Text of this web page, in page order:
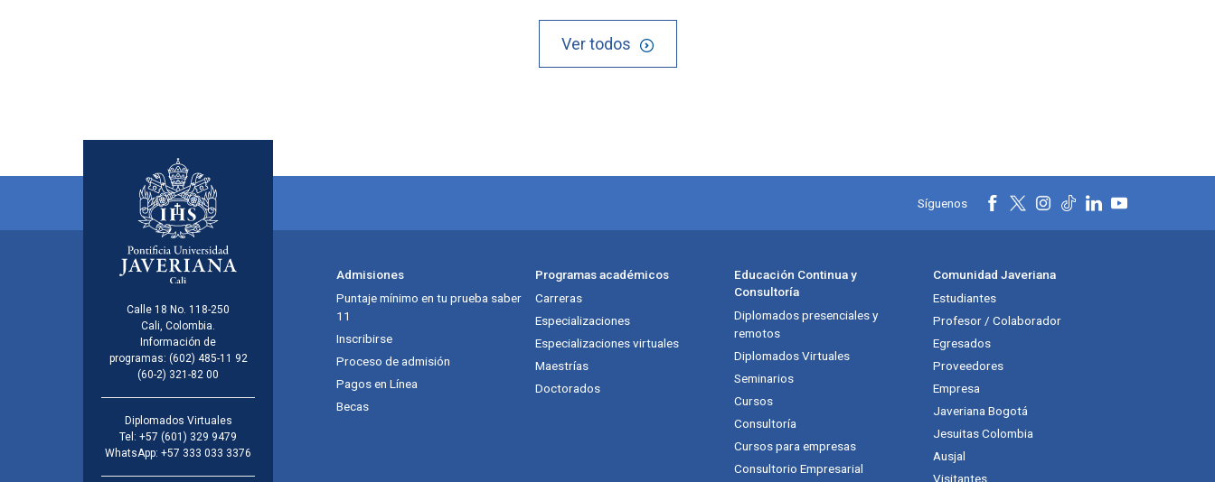
Ver todos
Calle 18 No. 118-250
Cali, Colombia.
Información de
programas: (602) 485-11 92
(60-2) 321-82 00
Diplomados Virtuales
Tel: +57 (601) 329 9479
WhatsApp: +57 333 033 3376
Síguenos
Admisiones
Puntaje mínimo en tu prueba saber
11
Inscribirse
Proceso de admisión
Pagos en Línea
Becas
Programas académicos
Carreras
Especializaciones
Especializaciones virtuales
Maestrías
Doctorados
Educación Continua y
Consultoría
Diplomados presenciales y
remotos
Diplomados Virtuales
Seminarios
Cursos
Consultoría
Cursos para empresas
Consultorio Empresarial
Comunidad Javeriana
Estudiantes
Profesor / Colaborador
Egresados
Proveedores
Empresa
Javeriana Bogotá
Jesuitas Colombia
Ausjal
Visitantes